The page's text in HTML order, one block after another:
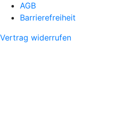
AGB
Barrierefreiheit
Vertrag widerrufen